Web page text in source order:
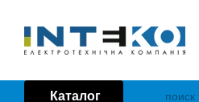
Каталог